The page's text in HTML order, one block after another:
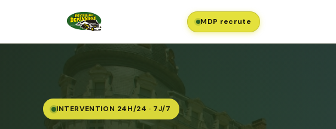
MDP recrute
INTERVENTION 24H/24 · 7J/7